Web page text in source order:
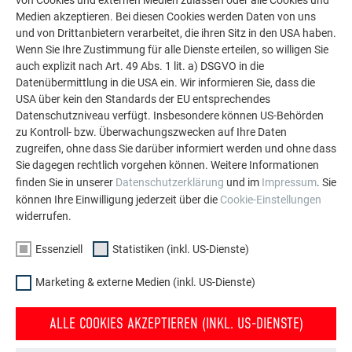
Die PREFA Referenzgalerie zeigt, wie vielseitig
Aluminium eingesetzt werden kann. Entdecken Sie
weitere beeindruckende Projekte mit den langlebigen
PREFA Aluminiumlösungen für Dach, Solar und
Fassade.
MEHR REFERENZEN ANSEHEN
Medien akzeptieren. Bei diesen Cookies werden Daten von uns
und von Drittanbietern verarbeitet, die ihren Sitz in den USA haben.
Wenn Sie Ihre Zustimmung für alle Dienste erteilen, so willigen Sie
auch explizit nach Art. 49 Abs. 1 lit. a) DSGVO in die
Datenübermittlung in die USA ein. Wir informieren Sie, dass die
USA über kein den Standards der EU entsprechendes
Datenschutzniveau verfügt. Insbesondere können US-Behörden
zu Kontroll- bzw. Überwachungszwecken auf Ihre Daten
zugreifen, ohne dass Sie darüber informiert werden und ohne dass
Sie dagegen rechtlich vorgehen können. Weitere Informationen
finden Sie in unserer Datenschutzerklärung und im Impressum. Sie
können Ihre Einwilligung jederzeit über die Cookie-Einstellungen
widerrufen.
Essenziell Statistiken (inkl. US-Dienste)
Marketing & externe Medien (inkl. US-Dienste)
ALLE COOKIES AKZEPTIEREN (INKL. US-DIENSTE)